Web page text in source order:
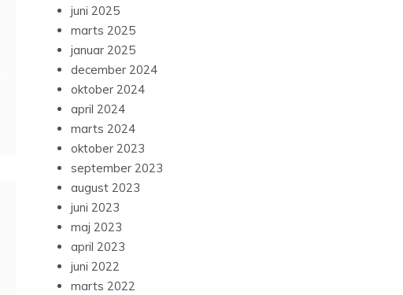
juni 2025
marts 2025
januar 2025
december 2024
oktober 2024
april 2024
marts 2024
oktober 2023
september 2023
august 2023
juni 2023
maj 2023
april 2023
juni 2022
marts 2022